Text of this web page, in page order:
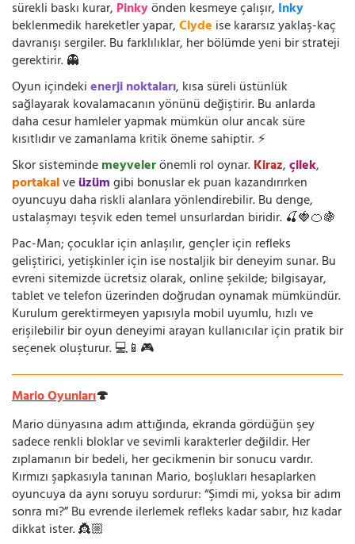
sürekli baskı kurar, Pinkyönden kesmeye çalışır, Inky
beklenmedik hareketler yapar,Clyde ise kararsız yaklaş-kaç
davranışı sergiler. Bu farklılıklar, her bölümde yeni bir strateji
gerektirir. 👻
Oyun içindekienerji noktaları, kısa süreli üstünlük
sağlayarak kovalamacanın yönünü değiştirir. Bu anlarda
daha cesur hamleler yapmak mümkün olur ancak süre
kısıtlıdır ve zamanlama kritik öneme sahiptir. ⚡
Skor sistemindemeyvelerönemli rol oynar.Kiraz,çilek,
portakalveüzümgibi bonuslar ek puan kazandırırken
oyuncuyu daha riskli alanlara yönlendirebilir. Bu denge,
ustalaşmayı teşvik eden temel unsurlardan biridir. 🍒🍓🍊🍇
Pac-Man; çocuklar için anlaşılır, gençler için refleks
geliştirici, yetişkinler için ise nostaljik bir deneyim sunar. Bu
evreni sitemizde ücretsiz olarak, online şekilde; bilgisayar,
tablet ve telefon üzerinden doğrudan oynamak mümkündür.
Kurulum gerektirmeyen yapısıyla mobil uyumlu, hızlı ve
erişilebilir bir oyun deneyimi arayan kullanıcılar için pratik bir
seçenek oluşturur. 💻📱🎮
Mario Oyunları🍄
Mario dünyasına adım attığında, ekranda gördüğün şey
sadece renkli bloklar ve sevimli karakterler değildir. Her
zıplamanın bir bedeli, her gecikmenin bir sonucu vardır.
Kırmızı şapkasıyla tanınan Mario, boşlukları hesaplarken
oyuncuya da aynı soruyu sordurur: “Şimdi mi, yoksa bir adım
sonra mı?” Bu evrende ilerlemek refleks kadar sabır, hız kadar
dikkat ister. 👸🏼